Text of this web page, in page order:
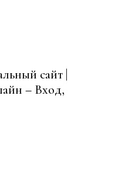
сайт |
– Вход,